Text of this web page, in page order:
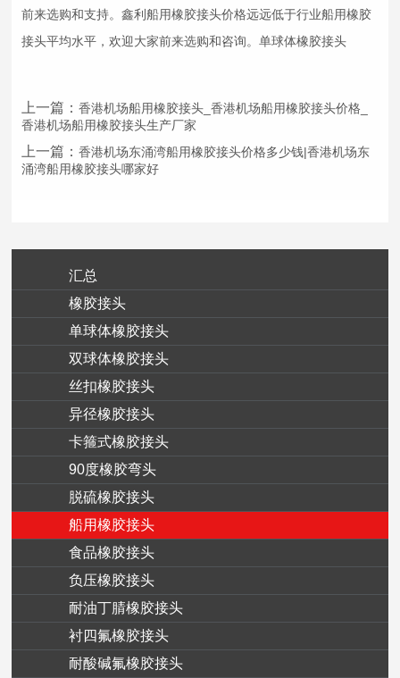
前来选购和支持。鑫利船用橡胶接头价格远远低于行业船用橡胶
接头平均水平，欢迎大家前来选购和咨询。单球体橡胶接头
上一篇： 香港机场船用橡胶接头_香港机场船用橡胶接头价格_
香港机场船用橡胶接头生产厂家
上一篇： 香港机场东涌湾船用橡胶接头价格多少钱|香港机场东
涌湾船用橡胶接头哪家好
汇总
橡胶接头
单球体橡胶接头
双球体橡胶接头
丝扣橡胶接头
异径橡胶接头
卡箍式橡胶接头
90度橡胶弯头
脱硫橡胶接头
船用橡胶接头
食品橡胶接头
负压橡胶接头
耐油丁腈橡胶接头
衬四氟橡胶接头
耐酸碱氟橡胶接头